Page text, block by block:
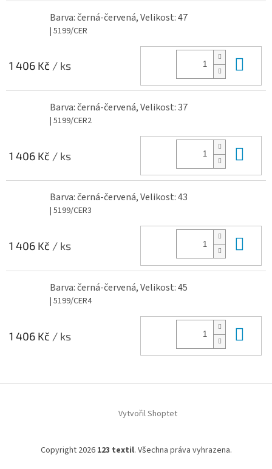
Barva: černá-červená, Velikost: 47
| 5199/CER
1 406 Kč / ks
Barva: černá-červená, Velikost: 37
| 5199/CER2
1 406 Kč / ks
Barva: černá-červená, Velikost: 43
| 5199/CER3
1 406 Kč / ks
Barva: černá-červená, Velikost: 45
| 5199/CER4
1 406 Kč / ks
Vytvořil Shoptet
Copyright 2026 123 textil. Všechna práva vyhrazena.